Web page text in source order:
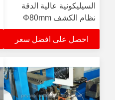
السيليكونية عالية الدقة
نظام الكشف Φ80mm
نظام ردود فعل الطحن
احصل على افضل سعر